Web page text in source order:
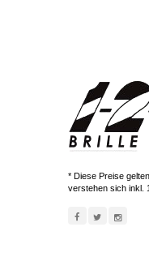
* Diese Preise
verstehen sich inkl.